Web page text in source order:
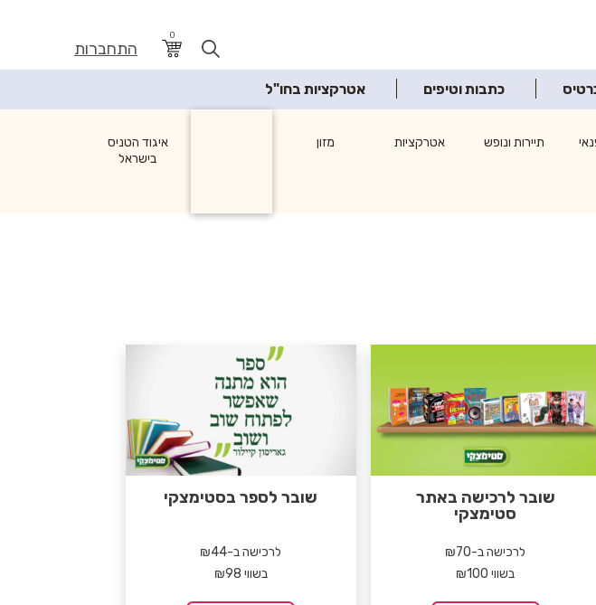
0
התחברות
כתבות וטיפים אטרקציות בחו"ל
תיירות ונופש אטרקציות
מזון
איגוד הטניס
בישראל
שובר לרכישה באתר
סטימצקי
לרכישה ב-₪70
בשווי ₪100
שובר לספר בסטימצקי
לרכישה ב-₪44
בשווי ₪98